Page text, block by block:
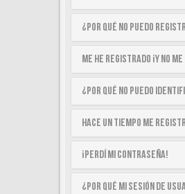
¿Por qué no puedo
Me he registrado ¡y no
¿Por qué no puedo
Hace un tiempo me
¡Perdí mi contraseña!
¿Por qué mi sesión de